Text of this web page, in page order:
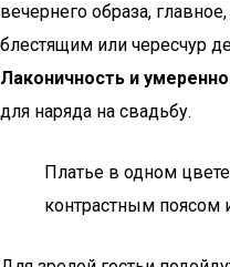
вечернего образа,
блестящим или чересчур
Лаконичность и
для наряда на свадьбу.
Платье в одном
контрастным поясом